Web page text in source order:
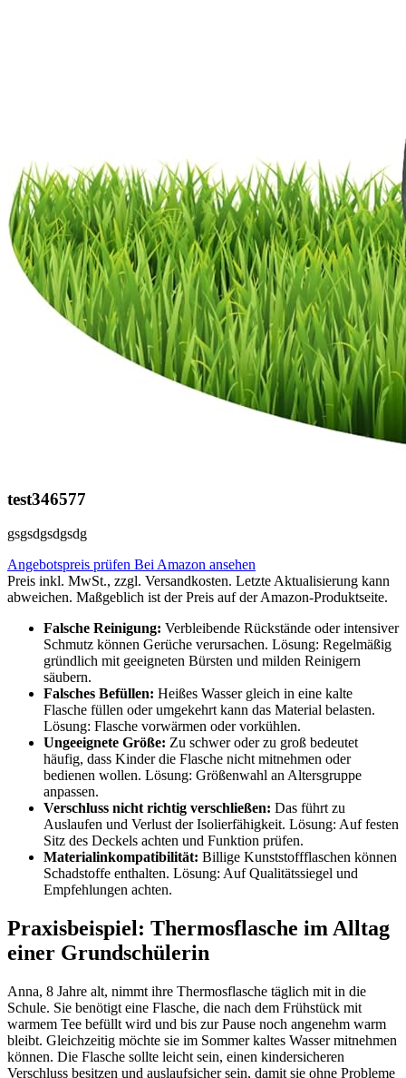
test346577
gsgsdgsdgsdg
Angebotspreis prüfen Bei Amazon ansehen
Preis inkl. MwSt., zzgl. Versandkosten. Letzte Aktualisierung kann
abweichen. Maßgeblich ist der Preis auf der Amazon-Produktseite.
Falsche Reinigung: Verbleibende Rückstände oder intensiver
Schmutz können Gerüche verursachen. Lösung: Regelmäßig
gründlich mit geeigneten Bürsten und milden Reinigern
säubern.
Falsches Befüllen: Heißes Wasser gleich in eine kalte
Flasche füllen oder umgekehrt kann das Material belasten.
Lösung: Flasche vorwärmen oder vorkühlen.
Ungeeignete Größe: Zu schwer oder zu groß bedeutet
häufig, dass Kinder die Flasche nicht mitnehmen oder
bedienen wollen. Lösung: Größenwahl an Altersgruppe
anpassen.
Verschluss nicht richtig verschließen: Das führt zu
Auslaufen und Verlust der Isolierfähigkeit. Lösung: Auf festen
Sitz des Deckels achten und Funktion prüfen.
Materialinkompatibilität: Billige Kunststoffflaschen können
Schadstoffe enthalten. Lösung: Auf Qualitätssiegel und
Empfehlungen achten.
Praxisbeispiel: Thermosflasche im Alltag
einer Grundschülerin
Anna, 8 Jahre alt, nimmt ihre Thermosflasche täglich mit in die
Schule. Sie benötigt eine Flasche, die nach dem Frühstück mit
warmem Tee befüllt wird und bis zur Pause noch angenehm warm
bleibt. Gleichzeitig möchte sie im Sommer kaltes Wasser mitnehmen
können. Die Flasche sollte leicht sein, einen kindersicheren
Verschluss besitzen und auslaufsicher sein, damit sie ohne Probleme